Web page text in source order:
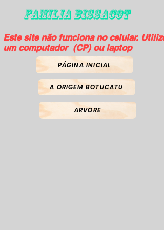
FAMILIA BISSACOT
Este site não funciona no celular. Utilize
um computador (CP) ou laptop
PÁGINA INICIAL
A ORIGEM BOTUCATU
ARVORE